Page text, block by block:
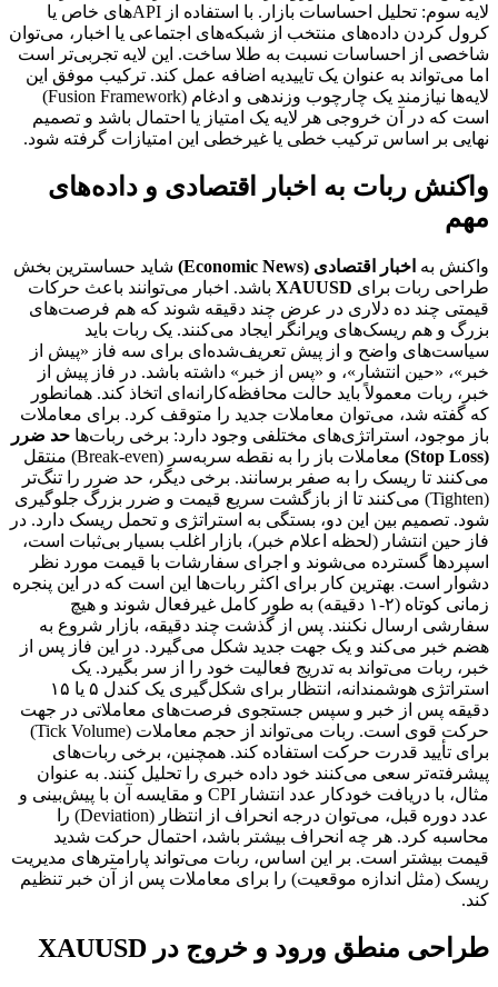
لایه سوم: تحلیل احساسات بازار. با استفاده از APIهای خاص یا
کرول کردن داده‌های منتخب از شبکه‌های اجتماعی یا اخبار، می‌توان
شاخصی از احساسات نسبت به طلا ساخت. این لایه تجربی‌تر است
اما می‌تواند به عنوان یک تاییدیه اضافه عمل کند. ترکیب موفق این
لایه‌ها نیازمند یک چارچوب وزندهی و ادغام (Fusion Framework)
است که در آن خروجی هر لایه یک امتیاز یا احتمال باشد و تصمیم
نهایی بر اساس ترکیب خطی یا غیرخطی این امتیازات گرفته شود.
واکنش ربات به اخبار اقتصادی و داده‌های
مهم
واکنش به اخبار اقتصادی (Economic News)
شاید حساسترین بخش
طراحی ربات برای XAUUSD باشد. اخبار می‌توانند باعث حرکات
قیمتی چند ده دلاری در عرض چند دقیقه شوند که هم فرصت‌های
بزرگ و هم ریسک‌های ویرانگر ایجاد می‌کنند. یک ربات باید
سیاست‌های واضح و از پیش تعریف‌شده‌ای برای سه فاز «پیش از
خبر»، «حین انتشار»، و «پس از خبر» داشته باشد. در فاز پیش از
خبر، ربات معمولاً باید حالت محافظه‌کارانه‌ای اتخاذ کند. همانطور
که گفته شد، می‌توان معاملات جدید را متوقف کرد. برای معاملات
باز موجود، استراتژی‌های مختلفی وجود دارد: برخی ربات‌ها حد ضرر
(Stop Loss)
معاملات باز را به نقطه سربه‌سر (Break-even) منتقل
می‌کنند تا ریسک را به صفر برسانند. برخی دیگر، حد ضرر را تنگ‌تر
(Tighten) می‌کنند تا از بازگشت سریع قیمت و ضرر بزرگ جلوگیری
شود. تصمیم بین این دو، بستگی به استراتژی و تحمل ریسک دارد. در
فاز حین انتشار (لحظه اعلام خبر)، بازار اغلب بسیار بی‌ثبات است،
اسپردها گسترده می‌شوند و اجرای سفارشات با قیمت مورد نظر
دشوار است. بهترین کار برای اکثر ربات‌ها این است که در این پنجره
زمانی کوتاه (۲-۱ دقیقه) به طور کامل غیرفعال شوند و هیچ
سفارشی ارسال نکنند. پس از گذشت چند دقیقه، بازار شروع به
هضم خبر می‌کند و یک جهت جدید شکل می‌گیرد. در این فاز پس از
خبر، ربات می‌تواند به تدریج فعالیت خود را از سر بگیرد. یک
استراتژی هوشمندانه، انتظار برای شکل‌گیری یک کندل ۵ یا ۱۵
دقیقه پس از خبر و سپس جستجوی فرصت‌های معاملاتی در جهت
حرکت قوی است. ربات می‌تواند از حجم معاملات (Tick Volume)
برای تأیید قدرت حرکت استفاده کند. همچنین، برخی ربات‌های
پیشرفته‌تر سعی می‌کنند خود داده خبری را تحلیل کنند. به عنوان
مثال، با دریافت خودکار عدد انتشار CPI و مقایسه آن با پیش‌بینی و
عدد دوره قبل، می‌توان درجه انحراف از انتظار (Deviation) را
محاسبه کرد. هر چه انحراف بیشتر باشد، احتمال حرکت شدید
قیمت بیشتر است. بر این اساس، ربات می‌تواند پارامترهای مدیریت
ریسک (مثل اندازه موقعیت) را برای معاملات پس از آن خبر تنظیم
کند.
طراحی منطق ورود و خروج در XAUUSD